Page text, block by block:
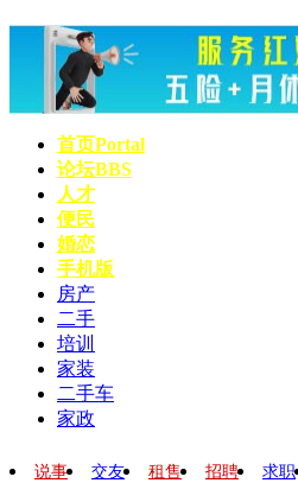
首页Portal
论坛BBS
人才
便民
婚恋
手机版
房产
二手
培训
家装
二手车
家政
说事 交友 租售 招聘 求职